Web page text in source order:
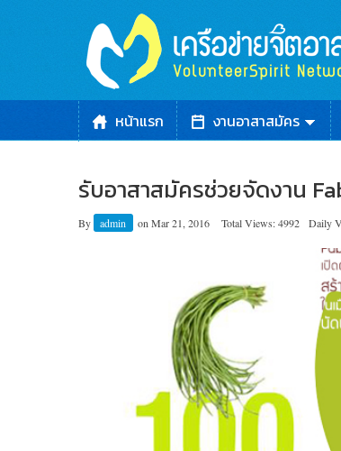
หน้าแรก งานอาสาสมัคร
รับอาสาสมัครช่วยจัดงาน
By admin on Mar 21, 2016 Total Views: 4992 Daily